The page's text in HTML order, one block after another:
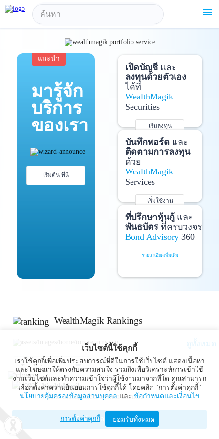
menu
แนะนำ
มารู้จัก
บริการ
ของเรา
เริ่มต้น ที่นี่
เปิดบัญชีและ
ลงทุนด้วยตัวเอง
ได้ที่
WealthMagik
Securities
เริ่มลงทุน
รายละเอียดเพิ่มเติม
บันทึกพอร์ตและ
ติดตามการลงทุน
ด้วย
WealthMagik
Services
เริ่มใช้งาน
รายละเอียดเพิ่มเติม
ที่ปรึกษาหุ้นกู้และ
พันธบัตรที่ครบวงจร
Bond Advisory360
รายละเอียดเพิ่มเติม
WealthMagik Rankings
ดูทั้งหมด
Top Returns
WealthMagik
Wealth Management System Limited
เปิดด้วยแอป WealthMagik
!-- Start Advertise -->
เว็บไซต์นี้ใช้คุกกี้
เราใช้คุกกี้เพื่อเพิ่มประสบการณ์ที่ดีในการใช้เว็บไซต์ แสดงเนื้อหา
และโฆษณาให้ตรงกับความสนใจ รวมถึงเพื่อวิเคราะห์การเข้าใช้
งานเว็บไซต์และทำความเข้าใจว่าผู้ใช้งานมาจากที่ใด คุณสามารถ
เลือกตั้งค่าความยินยอมการใช้คุกกี้ได้ โดยคลิก "การตั้งค่าคุกกี้"
นโยบายคุ้มครองข้อมูลส่วนบุคคล และ ข้อกำหนดและเงื่อนไข
การตั้งค่าคุกกี้ ยอมรับทั้งหมด